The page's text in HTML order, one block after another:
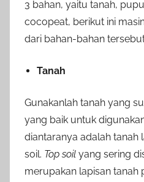
3 bahan, yaitu tanah,
cocopeat, berikut ini
dari bahan-bahan
Tanah
Gunakanlah tanah yang
yang baik untuk
diantaranya adalah tanah
soil. Top soil yang sering
merupakan lapisan tanah